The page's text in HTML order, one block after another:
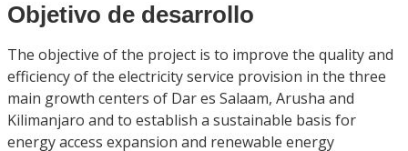
Objetivo de desarrollo
The objective of the project is to improve the quality and
efficiency of the electricity service provision in the three
main growth centers of Dar es Salaam, Arusha and
Kilimanjaro and to establish a sustainable basis for
energy access expansion and renewable energy